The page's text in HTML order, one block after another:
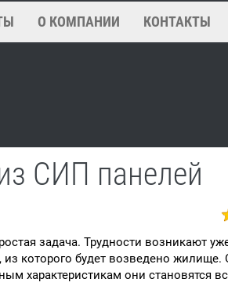
О КОМПАНИИ КОНТАКТЫ
СИП панелей
задача. Трудности возникают
которого будет возведено
характеристикам они становятся